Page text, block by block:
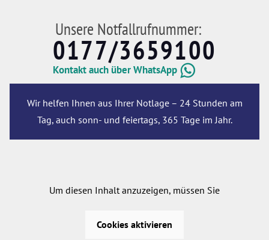
Unsere Notfallrufnummer:
0177/3659100
Kontakt auch über WhatsApp
Wir helfen Ihnen aus Ihrer Notlage – 24 Stunden am
Tag, auch sonn- und feiertags, 365 Tage im Jahr.
Um diesen Inhalt anzuzeigen, müssen Sie
Cookies aktivieren